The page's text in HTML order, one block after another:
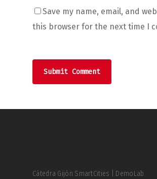
Save my name, email, and
this browser for the next time I
Cátedra Gijón SmartCities | DemoLab